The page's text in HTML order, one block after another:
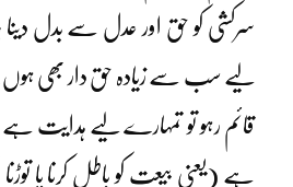
سرکشی کو حق اور عدل سے بدل
لیے سب سے زیادہ حق دار بھی
قائم رہو تو تمہارے لیے ہدایت ہے
ہے (یعنی بیعت کو باطل کرنا یا